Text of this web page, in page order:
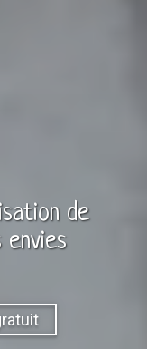
de